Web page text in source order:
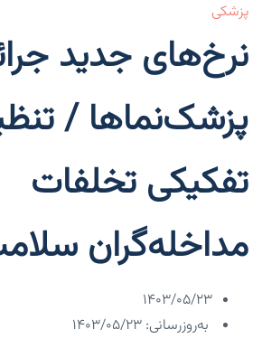
پزشکی
نرخ‌های جدید
پزشک‌نماها /
تفکیکی تخلفات
مداخله‌گران
۱۴۰۳/۰۵/۲۳
به‌روزرسانی: ۱۴۰۳/۰۵/۲۳